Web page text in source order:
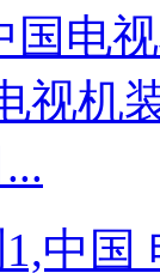
国电
视机
中国